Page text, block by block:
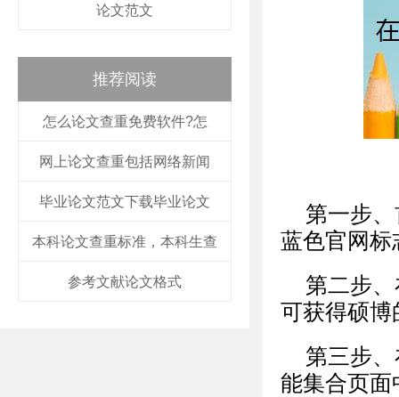
论文范文
推荐阅读
怎么论文查重免费软件?怎
网上论文查重包括网络新闻
毕业论文范文下载毕业论文
本科论文查重标准，本科生查
参考文献论文格式
第一步
蓝色官网标
第二步
可获得硕博
第三步
能集合页面